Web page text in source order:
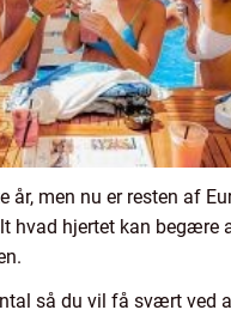
men nu er resten af
hjertet kan begære
så du vil få svært ved